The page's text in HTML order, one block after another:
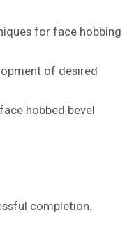
for face hobbing
of desired
hobbed bevel
completion.